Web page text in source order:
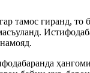
тамос гиранд,